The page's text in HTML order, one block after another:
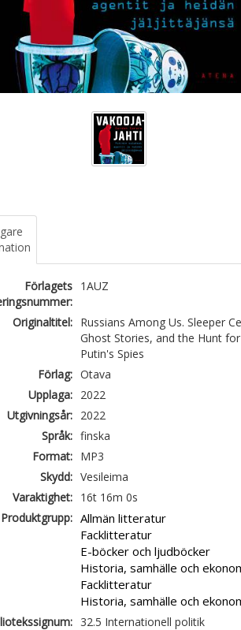
Förlagets
1AUZ
Originaltitel:
Russians Among Us. Sleeper
Ghost Stories, and the Hunt for
Putin's Spies
Förlag: Otava
Upplaga:
2022
Utgivningsår:
2022
Språk: finska
Format:
MP3
Skydd: Vesileima
Varaktighet:
16t 16m 0s
Produktgrupp: Allmän litteratur
Facklitteratur
E-böcker och ljudböcker
Historia, samhälle och
Facklitteratur
Historia, samhälle och
32.5 Internationell politik